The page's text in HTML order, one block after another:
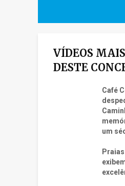
VÍDEOS
DESTE
Café
um